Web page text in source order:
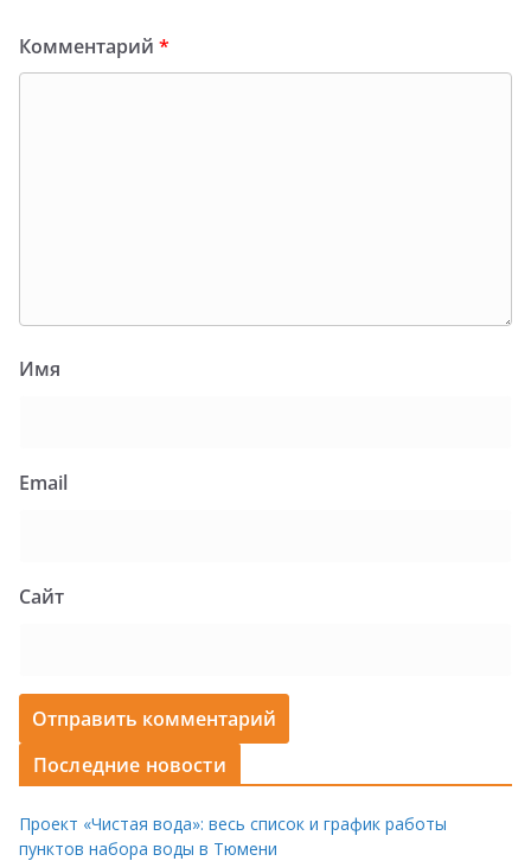
Комментарий *
Имя
Email
Сайт
Последние новости
Проект «Чистая вода»: весь список и график работы
пунктов набора воды в Тюмени